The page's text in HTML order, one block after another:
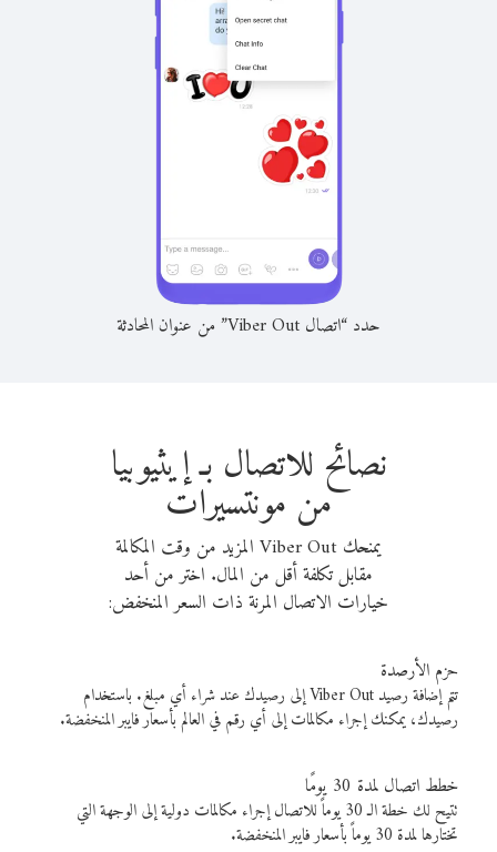
حدد “اتصال Viber Out” من عنوان المحادثة
نصائح للاتصال بـ إيثيوبيا
من مونتسيرات
يمنحك Viber Out المزيد من وقت المكالمة
مقابل تكلفة أقل من المال. اختر من أحد
خيارات الاتصال المرنة ذات السعر المنخفض:
حزم الأرصدة
تتم إضافة رصيد Viber Out إلى رصيدك عند شراء أي مبلغ. باستخدام
رصيدك، يمكنك إجراء مكالمات إلى أي رقم في العالم بأسعار فايبر المنخفضة.
خطط اتصال لمدة 30 يومًا
تتيح لك خطة الـ 30 يوماً للاتصال إجراء مكالمات دولية إلى الوجهة التي
تختارها لمدة 30 يوماً بأسعار فايبر المنخفضة.